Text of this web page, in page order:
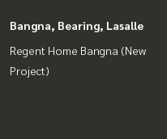
Bangna, Bearing, Lasalle
Regent Home Bangna (New
Project)